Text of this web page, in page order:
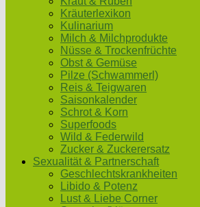
Kräuterlexikon
Kulinarium
Milch & Milchprodukte
Nüsse & Trockenfrüchte
Obst & Gemüse
Pilze (Schwammerl)
Reis & Teigwaren
Saisonkalender
Schrot & Korn
Superfoods
Wild & Federwild
Zucker & Zuckerersatz
Sexualität & Partnerschaft
Geschlechtskrankheiten
Libido & Potenz
Lust & Liebe Corner